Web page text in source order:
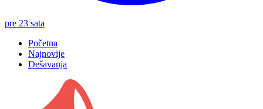
pre 23 sata
Početna
Najnovije
Dešavanja